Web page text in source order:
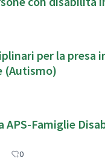
per la presa
(Autismo)
Disabili Lombarde
0